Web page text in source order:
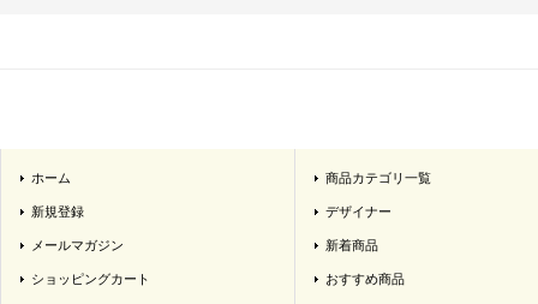
ホーム
新規登録
メールマガジン
ショッピングカート
商品カテゴリ一覧
デザイナー
新着商品
おすすめ商品